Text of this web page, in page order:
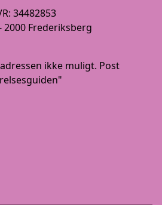
34482853
2000 Frederiksberg
ikke muligt. Post